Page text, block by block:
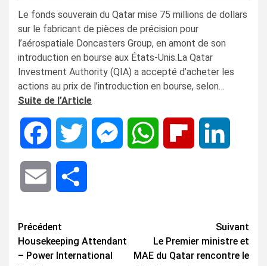
Le fonds souverain du Qatar mise 75 millions de dollars
sur le fabricant de pièces de précision pour
l’aérospatiale Doncasters Group, en amont de son
introduction en bourse aux États-Unis.La Qatar
Investment Authority (QIA) a accepté d’acheter les
actions au prix de l’introduction en bourse, selon…
Suite de l’Article
Facebook Twitter MessengerWhatsApp Flipboard
Email
Navigation
d’article
Précédent
Housekeeping Attendant
– Power International
Suivant
Le Premier ministre et
MAE du Qatar rencontre le